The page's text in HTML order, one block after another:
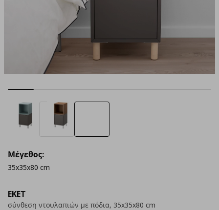
EKET
σύνθεση ντουλαπιών με πόδια, 35x35x80 cm
Μέγεθος:
35x35x80 cm